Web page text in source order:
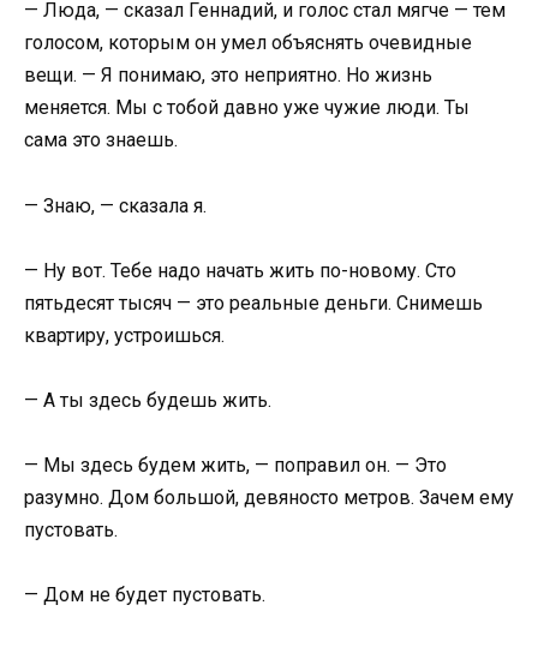
— Люда, — сказал Геннадий, и голос стал мягче — тем
голосом, которым он умел объяснять очевидные
вещи. — Я понимаю, это неприятно. Но жизнь
меняется. Мы с тобой давно уже чужие люди. Ты
сама это знаешь.
— Знаю, — сказала я.
— Ну вот. Тебе надо начать жить по-новому. Сто
пятьдесят тысяч — это реальные деньги. Снимешь
квартиру, устроишься.
— А ты здесь будешь жить.
— Мы здесь будем жить, — поправил он. — Это
разумно. Дом большой, девяносто метров. Зачем ему
пустовать.
— Дом не будет пустовать.